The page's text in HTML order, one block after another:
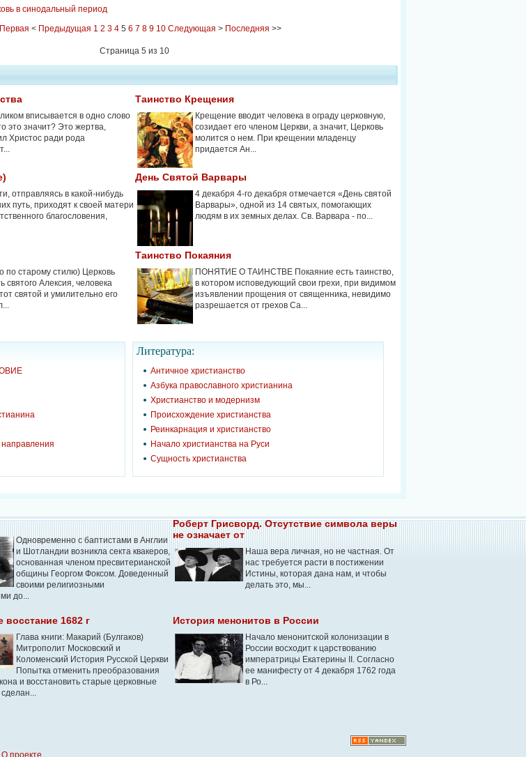
в синодальный период
Первая < Предыдущая 1 2 3 4 5 6 7 8 9 10 Следующая > Последняя >>
Страница 5 из 10
вписывается в одно слово
это значит? Это жертва,
Христос ради рода
Таинство Крещения
Крещение вводит человека в ограду церковную,
созидает его членом Церкви, а значит, Церковь
молится о нем. При крещении младенцу
придается Ан...
отправляясь в какой-нибудь
путь, приходят к своей матери
благословения,
День Святой Варвары
4 декабря 4-го декабря отмечается «День святой
Варвары», одной из 14 святых, помогающих
людям в их земных делах. Св. Варвара - по...
по старому стилю) Церковь
святого Алексия, человека
святой и умилительно его
Таинство Покаяния
ПОНЯТИЕ О ТАИНСТВЕ Покаяние есть таинство,
в котором исповедующий свои грехи, при видимом
изъявлении прощения от священника, невидимо
разрешается от грехов Са...
Литература:
Античное христианство
Азбука православного христианина
Христианство и модернизм
Происхождение христианства
Реинкарнация и христианство
Начало христианства на Руси
Сущность христианства
Одновременно с баптистами в Англии
и Шотландии возникла секта квакеров,
основанная членом пресвите­рианской
общины Георгом Фоксом. Доведенный
своими религиозными
до...
Роберт Грисворд. Отсутствие символа веры
не означает от
Наша вера личная, но не частная. От
нас требуется расти в постижении
Истины, которая дана нам, и чтобы
делать это, мы...
восстание 1682 г
Глава книги: Макарий (Булгаков)
Митрополит Московский и
Коломенский История Русской Церкви
Попытка отменить преобразования
и восстановить старые церковные
История менонитов в России
Начало менонитской колонизации в
России восходит к царствованию
императрицы Екатерины II. Согласно
ее манифесту от 4 декабря 1762 года
в Ро...
О проекте